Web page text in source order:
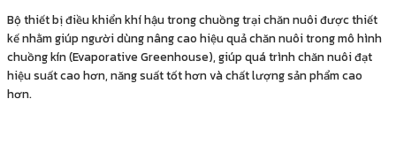
Bộ thiết bị điều khiển khí hậu trong chuồng trại chăn nuôi được thiết
kế nhằm giúp người dùng nâng cao hiệu quả chăn nuôi trong mô hình
chuồng kín (Evaporative Greenhouse), giúp quá trình chăn nuôi đạt
hiệu suất cao hơn, năng suất tốt hơn và chất lượng sản phẩm cao
hơn.